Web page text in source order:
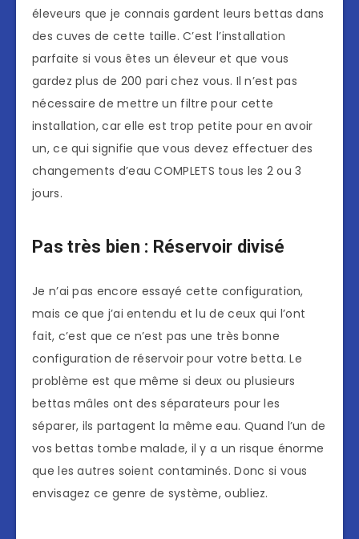
éleveurs que je connais gardent leurs bettas dans
des cuves de cette taille. C’est l’installation
parfaite si vous êtes un éleveur et que vous
gardez plus de 200 pari chez vous. Il n’est pas
nécessaire de mettre un filtre pour cette
installation, car elle est trop petite pour en avoir
un, ce qui signifie que vous devez effectuer des
changements d’eau COMPLETS tous les 2 ou 3
jours.
Pas très bien : Réservoir divisé
Je n’ai pas encore essayé cette configuration,
mais ce que j’ai entendu et lu de ceux qui l’ont
fait, c’est que ce n’est pas une très bonne
configuration de réservoir pour votre betta. Le
problème est que même si deux ou plusieurs
bettas mâles ont des séparateurs pour les
séparer, ils partagent la même eau. Quand l’un de
vos bettas tombe malade, il y a un risque énorme
que les autres soient contaminés. Donc si vous
envisagez ce genre de système, oubliez.